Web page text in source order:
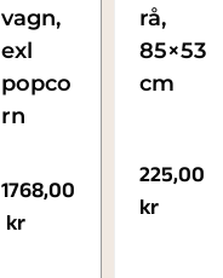
vagn,
exl
popco
rn
1768,00
kr
rå,
85×53
cm
225,00
kr